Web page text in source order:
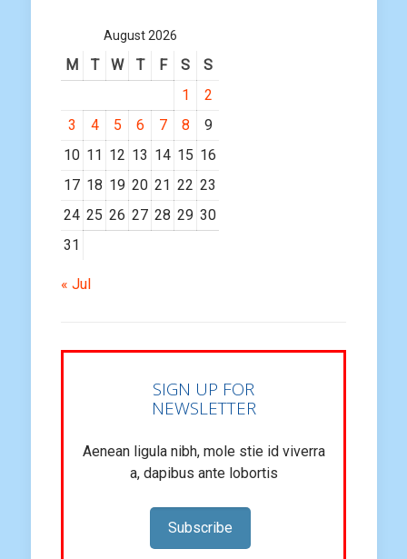
August 2026
M T W T F S
S
1
2
3
4 5 6 7 8
9
10 11 12 13 14 15 16
17 18 19 20 21 22 23
24 25 26 27 28 29 30
31
« Jul
SIGN UP FOR
NEWSLETTER
Aenean ligula nibh, mole stie id viverra
a, dapibus ante lobortis
Subscribe